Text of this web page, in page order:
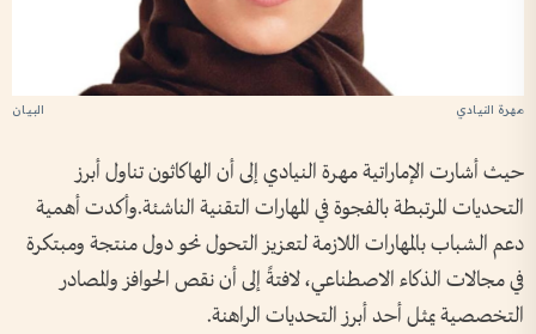
البيان مهرة النيادي
حيث أشارت الإماراتية مهرة النيادي إلى أن الهاكاثون تناول أبرز
التحديات المرتبطة بالفجوة في المهارات التقنية الناشئة.وأكدت أهمية
دعم الشباب بالمهارات اللازمة لتعزيز التحول نحو دول منتجة ومبتكرة
في مجالات الذكاء الاصطناعي، لافتةً إلى أن نقص الحوافز والمصادر
التخصصية يمثل أحد أبرز التحديات الراهنة.